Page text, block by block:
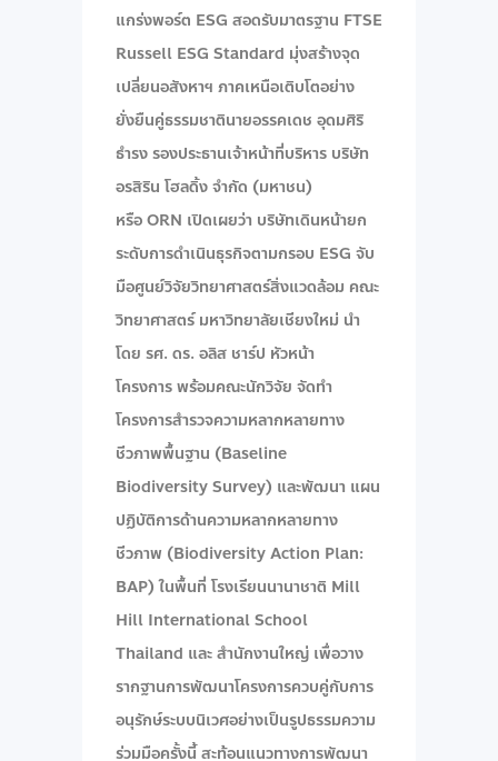
แกร่งพอร์ต ESG สอดรับมาตรฐาน FTSE
Russell ESG Standard มุ่งสร้างจุด
เปลี่ยนอสังหาฯ ภาคเหนือเติบโตอย่าง
ยั่งยืนคู่ธรรมชาติ ​นายอรรคเดช อุดมศิริ
ธำรง รองประธานเจ้าหน้าที่บริหาร บริษัท
อรสิริน โฮลดิ้ง จํากัด (มหาชน)
หรือ ORN เปิดเผยว่า บริษัทเดินหน้ายก
ระดับการดำเนินธุรกิจตามกรอบ ESG จับ
มือศูนย์วิจัยวิทยาศาสตร์สิ่งแวดล้อม คณะ
วิทยาศาสตร์ มหาวิทยาลัยเชียงใหม่ นำ
โดย รศ. ดร. อลิส ชาร์ป หัวหน้า
โครงการ พร้อมคณะนักวิจัย จัดทำ
โครงการสำรวจความหลากหลายทาง
ชีวภาพพื้นฐาน (Baseline
Biodiversity Survey) และพัฒนา แผน
ปฏิบัติการด้านความหลากหลายทาง
ชีวภาพ (Biodiversity Action Plan:
BAP) ในพื้นที่ โรงเรียนนานาชาติ Mill
Hill International School
Thailand และ สำนักงานใหญ่ เพื่อวาง
รากฐานการพัฒนาโครงการควบคู่กับการ
อนุรักษ์ระบบนิเวศอย่างเป็นรูปธรรม ​ความ
ร่วมมือครั้งนี้ สะท้อนแนวทางการพัฒนา